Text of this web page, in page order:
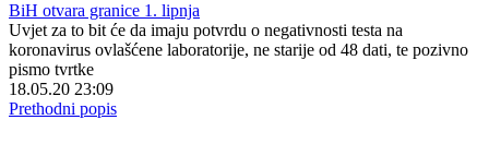
BiH otvara granice 1. lipnja
Uvjet za to bit će da imaju potvrdu o negativnosti testa na
koronavirus ovlašćene laboratorije, ne starije od 48 dati, te pozivno
pismo tvrtke
18.05.20 23:09
Prethodni popis